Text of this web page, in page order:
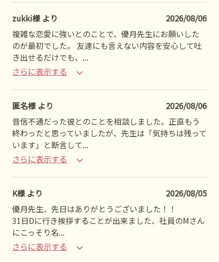
zukki様 より
2026/08/06
複雑な恋愛に強いとのことで、優月先生にお願いした
のが最初でした。 友達にも言えない内容を安心して吐
き出せるだけでも、 ...
さらに表示する
匿名様 より
2026/08/06
音信不通だった彼とのことを相談しました。正直もう
終わったと思っていましたが、先生は「気持ちは残って
います」と断言して...
さらに表示する
K様 より
2026/08/05
優月先生、先日はありがとうございました！！
31日Dに行き挨拶することが出来ました、社員のMさん
にこっそり名...
さらに表示する